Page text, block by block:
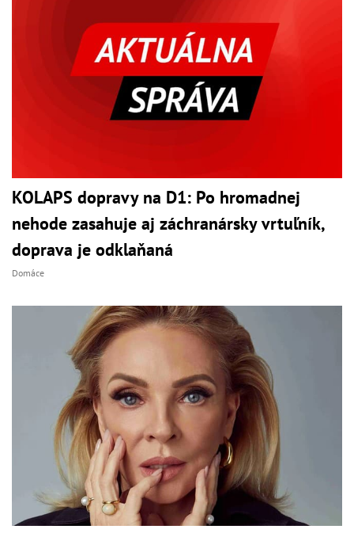
KOLAPS dopravy na D1: Po hromadnej
nehode zasahuje aj záchranársky vrtuľník,
doprava je odklaňaná
Domáce